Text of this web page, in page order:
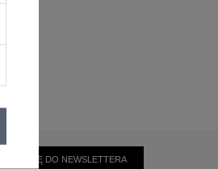
ZAPISZ SIĘ DO NEWSLETTERA